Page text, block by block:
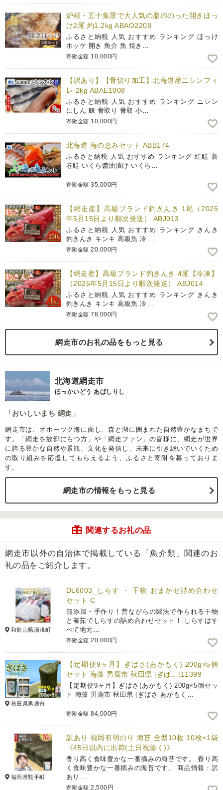
炉端・五十集屋で大人気の脂ののった開きほっ
け2尾 約1.2kg ABAO2208
ふるさと納税 人気 おすすめ ランキング ほっけ
ホッケ 開き 魚介 魚 焼き…
寄附金額 10,000円
【訳あり】【骨切り加工】北海道産ニシンフィ
レ 2kg ABAE1008
ふるさと納税 人気 おすすめ ランキング ニシン
にしん 鰊 骨取り 骨取 小…
寄附金額 10,000円
北海道 海の恵みセット ABB174
ふるさと納税 人気 おすすめ ランキング 紅鮭 新
巻鮭 いくら醬油漬け いくら…
寄附金額 35,000円
【網走産】高級ブランド釣きんき 1尾（2025
年5月15日より順次発送） ABJ013
ふるさと納税 人気 おすすめ ランキング きんき
釣きんき キンキ 高級魚 冷…
寄附金額 20,000円
【網走産】高級ブランド釣きんき 4尾【冷凍】
（2025年5月15日より順次発送） ABJ014
ふるさと納税 人気 おすすめ ランキング きんき
釣きんき キンキ 高級魚 冷…
寄附金額 78,000円
網走市のお礼の品をもっと見る
北海道網走市
ほっかいどう あばしりし
「おいしいまち 網走」
網走市は、オホーツク海に面し、森と湖に囲まれた自然豊かなまちで
す。「網走を故郷にもつ方」や「網走ファン」の皆様に、網走が世界
に誇る豊かな自然や景観、文化を発信し、未来に引き継いでいくため
の取り組みを応援してもらえるよう、ふるさと寄附を募っておりま
す。
網走市の情報をもっと見る
関連するお礼の品
網走市以外の自治体で掲載している「魚介類」関連のお
礼の品をご紹介します。
和歌山県湯浅町
DL6003_しらす ・ 干物 おまかせ詰め合わせ
セット C
無添加・手作り！昔ながらの製法で作られる干物
と釜茹でしらすの詰め合わせセット！ しらすはす
べて地元…
寄附金額 20,000円
秋田県男鹿市
【定期便9ヶ月】ぎばさ(あかもく) 200g×5個
セット 海藻 男鹿市 秋田県 [ぎば…|11399
【定期便9ヶ月】ぎばさ(あかもく) 200g×5個セッ
ト 海藻 男鹿市 秋田県 [ぎばさ あかもく…
寄附金額 84,000円
福岡県鞍手町
訳あり 福岡有明のり 海苔 全型10枚 10枚×1袋
《45日以内に出荷(土日祝除く)》
香り高く食味豊かな一番摘みの海苔です。 香り高
く食味豊かな一番摘みの海苔です。 商品情報：訳
あり…
寄附金額 2,500円